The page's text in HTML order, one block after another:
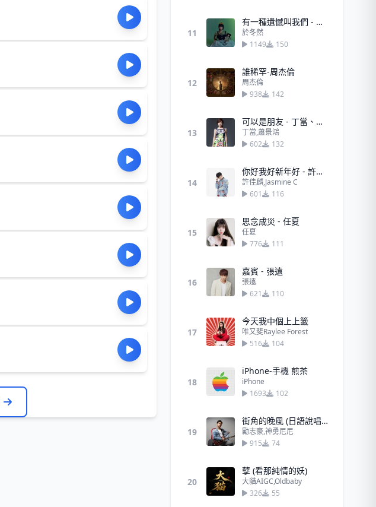
11
有一種遺憾叫我們 - 於冬然
於冬然
1149
150
12
誰稀罕-周杰倫
周杰倫
938
142
13
可以是朋友 - 丁當、蕭景鴻
丁當,蕭景鴻
602
132
14
你好我好新年好 - 許佳麟,Jasmine C
許佳麟,Jasmine C
601
116
15
思念成災 - 任夏
任夏
776
111
16
嘉賓 - 張遠
張遠
621
110
17
今天我中個上上籤
唯又斐Raylee Forest
516
104
18
iPhone-手機 煎茶
iPhone
1693
102
19
街角的晚風 (日語說唱版)
勵志豪,神勇尼尼
915
74
20
孽 (看那純情的妖)
大貓AIGC,Oldbaby
326
55